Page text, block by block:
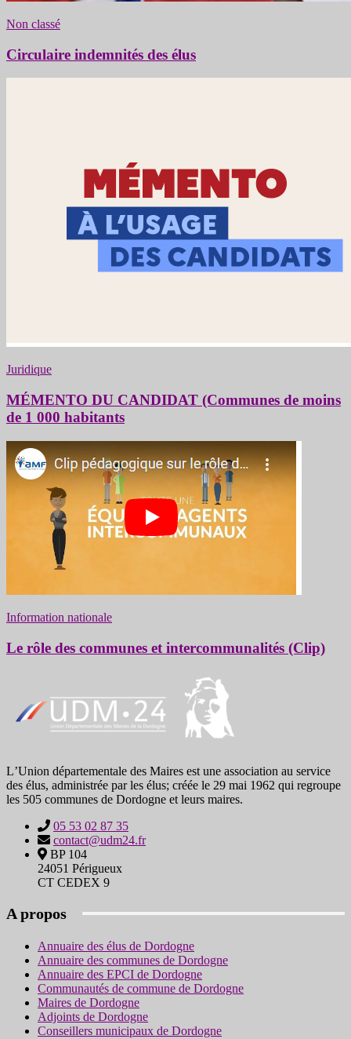
Non classé
Circulaire indemnités des élus
Juridique
MÉMENTO DU CANDIDAT (Communes de moins
de 1 000 habitants
Information nationale
Le rôle des communes et intercommunalités (Clip)
LʼUnion départementale des Maires est une association au service
des élus, administrée par les élus; créée le 29 mai 1962 qui regroupe
les 505 communes de Dordogne et leurs maires.
05 53 02 87 35
contact@udm24.fr
BP 104
24051 Périgueux
CT CEDEX 9
A propos
Annuaire des élus de Dordogne
Annuaire des communes de Dordogne
Annuaire des EPCI de Dordogne
Communautés de commune de Dordogne
Maires de Dordogne
Adjoints de Dordogne
Conseillers municipaux de Dordogne